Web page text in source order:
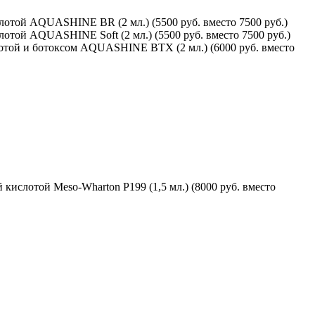
AQUASHINE BR (2 мл.) (5500 руб. вместо 7500 руб.)
AQUASHINE Soft (2 мл.) (5500 руб. вместо 7500 руб.)
и ботоксом AQUASHINE BTX (2 мл.) (6000 руб. вместо
Meso-Wharton P199 (1,5 мл.) (8000 руб. вместо